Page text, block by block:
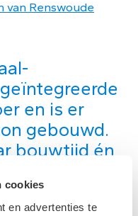
cookies
en advertenties te
van Renswoude
en is er
gebouwd.
bouwtijd én